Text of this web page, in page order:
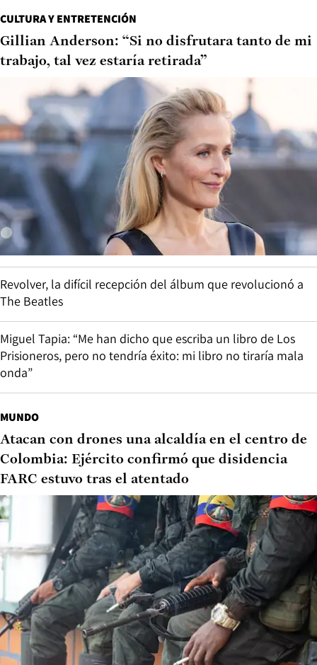
CULTURA Y ENTRETENCIÓN
Gillian Anderson: “Si no disfrutara tanto de mi
trabajo, tal vez estaría retirada”
Revolver, la difícil recepción del álbum que revolucionó a
The Beatles
Miguel Tapia: “Me han dicho que escriba un libro de Los
Prisioneros, pero no tendría éxito: mi libro no tiraría mala
onda”
MUNDO
Atacan con drones una alcaldía en el centro de
Colombia: Ejército confirmó que disidencia
FARC estuvo tras el atentado